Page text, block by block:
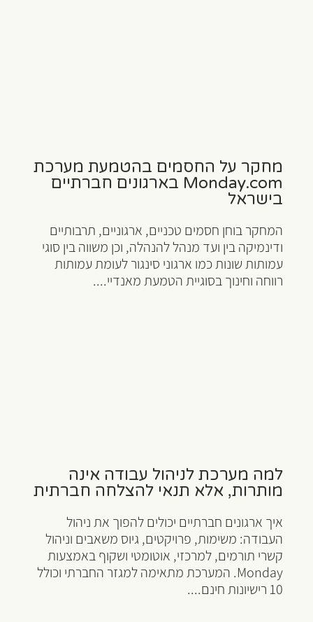
מחקר על החסמים בהטמעת מערכת
Monday.com בארגונים חברתיים
בישראל
המחקר בוחן חסמים טכניים, ארגוניים, תרבותיים
ודינמיקה בין ועד מנהל להנהלה, וכן משווה בין סוגי
עמותות שונות כמו ארגוני סינגור לעומת עמותות
רווחה וחינוך בסוגיית הטמעת מאנדיי....
למה מערכת לניהול עבודה אינה
מותרות, אלא תנאי להצלחה חברתית
איך ארגונים חברתיים יכולים להפוך את ניהול
העבודה: משימות, פרויקטים, גיוס משאבים וניהול
קשרי תורמים, למרכזי, אוטומטי ושקוף באמצעות
Monday. המערכת מתאימה למגזר החברתי וכולל
10 רישיונות חינם....